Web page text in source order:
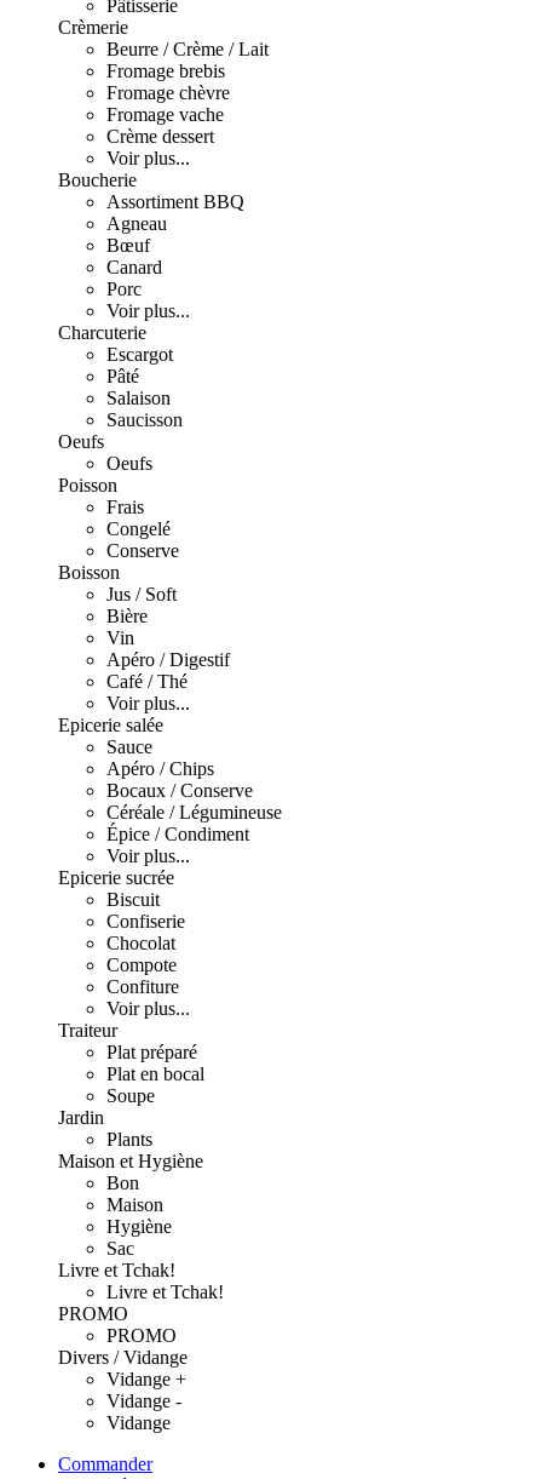
Pâtisserie
Crèmerie
Beurre / Crème / Lait
Fromage brebis
Fromage chèvre
Fromage vache
Crème dessert
Voir plus...
Boucherie
Assortiment BBQ
Agneau
Bœuf
Canard
Porc
Voir plus...
Charcuterie
Escargot
Pâté
Salaison
Saucisson
Oeufs
Oeufs
Poisson
Frais
Congelé
Conserve
Boisson
Jus / Soft
Bière
Vin
Apéro / Digestif
Café / Thé
Voir plus...
Epicerie salée
Sauce
Apéro / Chips
Bocaux / Conserve
Céréale / Légumineuse
Épice / Condiment
Voir plus...
Epicerie sucrée
Biscuit
Confiserie
Chocolat
Compote
Confiture
Voir plus...
Traiteur
Plat préparé
Plat en bocal
Soupe
Jardin
Plants
Maison et Hygiène
Bon
Maison
Hygiène
Sac
Livre et Tchak!
Livre et Tchak!
PROMO
PROMO
Divers / Vidange
Vidange +
Vidange -
Vidange
Commander